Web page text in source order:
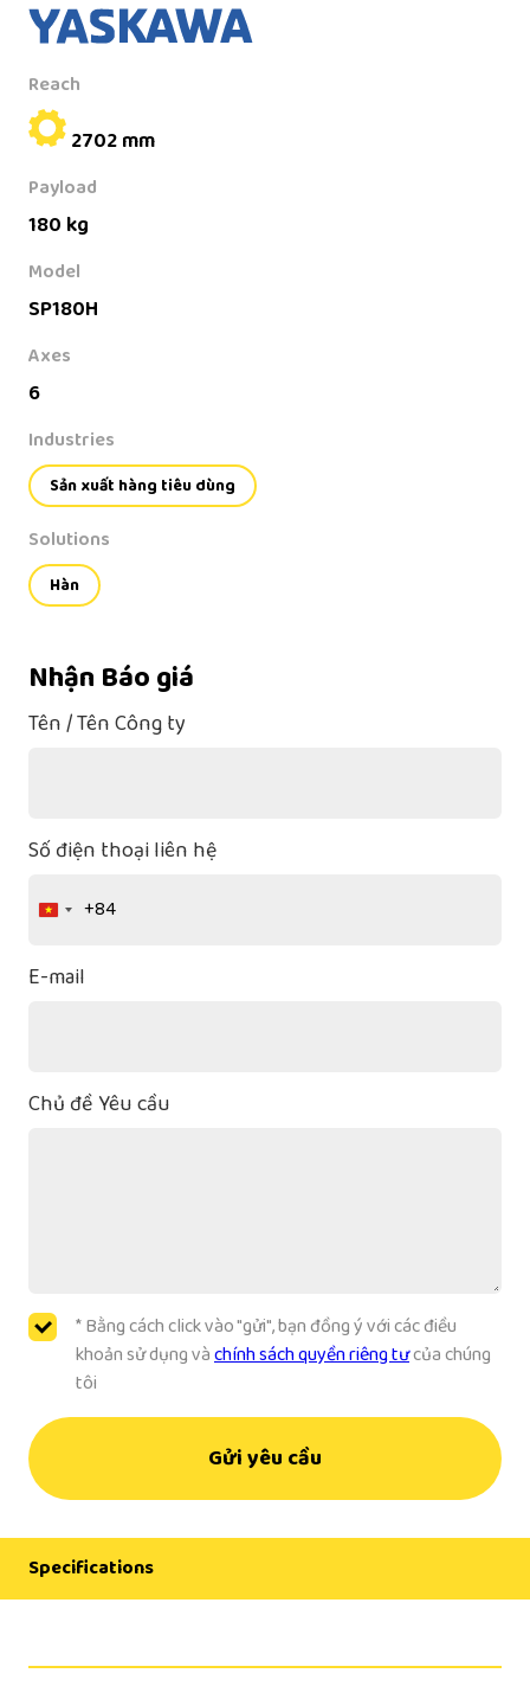
Reach
2702 mm
Payload
180 kg
Model
SP180H
Axes
6
Industries
Sản xuất hàng tiêu dùng
Solutions
Hàn
Nhận Báo giá
Tên / Tên Công ty
Số điện thoại liên hệ
Vietnam
+84
E-mail
Chủ đề Yêu cầu
* Bằng cách click vào "gửi", bạn đồng ý với các điều
khoản sử dụng vàchính sách quyền riêng tưcủa chúng
tôi
Gửi yêu cầu
Specifications